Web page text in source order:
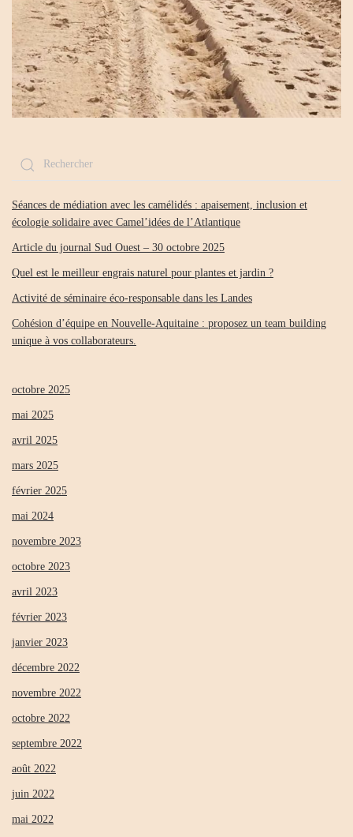
Séances de médiation avec les camélidés : apaisement, inclusion et
écologie solidaire avec Camel’idées de l’Atlantique
Article du journal Sud Ouest – 30 octobre 2025
Quel est le meilleur engrais naturel pour plantes et jardin ?
Activité de séminaire éco-responsable dans les Landes
Cohésion d’équipe en Nouvelle-Aquitaine : proposez un team building
unique à vos collaborateurs.
octobre 2025
mai 2025
avril 2025
mars 2025
février 2025
mai 2024
novembre 2023
octobre 2023
avril 2023
février 2023
janvier 2023
décembre 2022
novembre 2022
octobre 2022
septembre 2022
août 2022
juin 2022
mai 2022